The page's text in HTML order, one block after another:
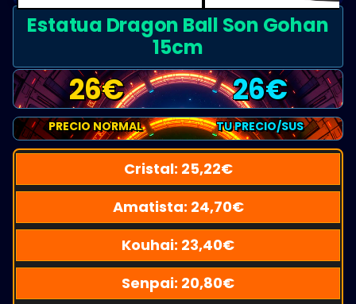
Estatua Dragon Ball Son Gohan
15cm
26€ 26€
PRECIO NORMAL TU PRECIO/SUS
Cristal: 25,22€
Amatista: 24,70€
Kouhai: 23,40€
Senpai: 20,80€